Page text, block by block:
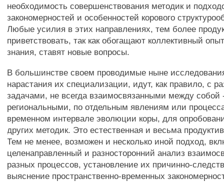
необходимость совершенствования методик и
закономерностей и особенностей корового
Любые усилия в этих направлениях, тем более
приветствовать, так как обогащают коллективный
знания, ставят новые вопросы.
В большинстве своем проводимые ныне
нарастания их специализации, идут, как правило, с
задачами, не всегда взаимосвязанными между собой
региональными, по отдельным явлениям или
временном интервале эволюции коры, для
других методик. Это естественная и весьма
Тем не менее, возможен и несколько иной подход,
целенаправленный и разносторонний анализ
разных процессов, установление их причинно-
выяснение пространственно-временных